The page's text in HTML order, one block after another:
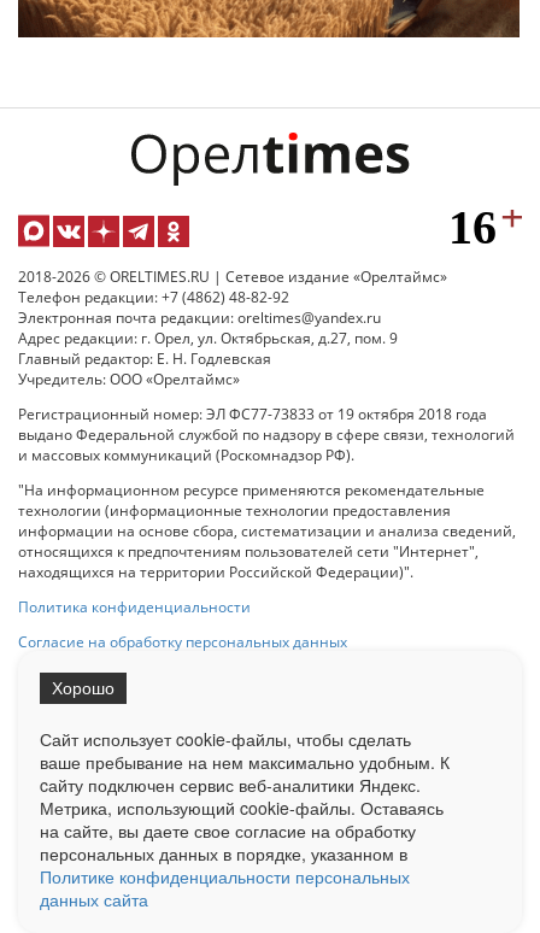
2018-2026 © ORELTIMES.RU | Сетевое издание «Орелтаймс»
Телефон редакции: +7 (4862) 48-82-92
Электронная почта редакции: oreltimes@yandex.ru
Адрес редакции: г. Орел, ул. Октябрьская, д.27, пом. 9
Главный редактор: Е. Н. Годлевская
Учредитель: ООО «Орелтаймс»
Регистрационный номер: ЭЛ ФС77-73833 от 19 октября 2018 года
выдано Федеральной службой по надзору в сфере связи, технологий
и массовых коммуникаций (Роскомнадзор РФ).
"На информационном ресурсе применяются рекомендательные
технологии (информационные технологии предоставления
информации на основе сбора, систематизации и анализа сведений,
относящихся к предпочтениям пользователей сети "Интернет",
находящихся на территории Российской Федерации)".
Политика конфиденциальности
Согласие на обработку персональных данных
на Сетевое издание «ОрелТаймс» обязательна.
Ограниченная статистика посещаемости доступна на сайте
Liveinternet.ru . Подробная статистика для рекламодателей по запросу
у менеджера.
Реклама Документы О нас Контакты
Сайт использует cookie-файлы, чтобы сделать
ваше пребывание на нем максимально удобным. К
cайту подключен сервис веб-аналитики Яндекс.
Метрика, использующий cookie-файлы. Оставаясь
на сайте, вы даете свое согласие на обработку
персональных данных в порядке, указанном в
Политике конфиденциальности персональных
данных сайта
Хорошо